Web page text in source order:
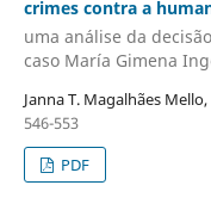
crimes contra a
uma análise da
caso María Gimena
Janna T. Magalhães
546-553
PDF